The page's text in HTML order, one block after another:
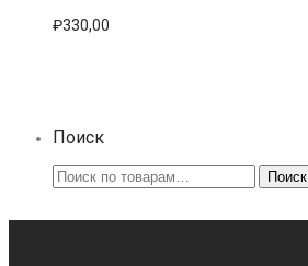
₽330,00
Поиск
Искать: Поиск